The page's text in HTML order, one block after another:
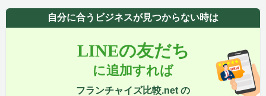
自分に合うビジネスが見つからない時は
LINEの友だち
に追加すれば
フランチャイズ比較.net の